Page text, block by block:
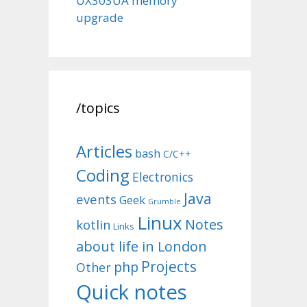
upgrade
/topics
Articles bash C/C++
Coding Electronics
events Geek Grumble Java
kotlin Links Linux Notes
about life in London
Other php Projects
Quick notes